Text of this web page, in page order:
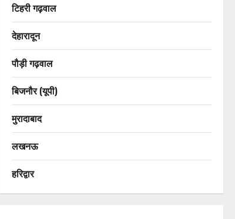
टिहरी गढ़वाल
देहारादून
पौड़ी गढ़वाल
बिजनौर (यूपी)
मुरादाबाद
लखनऊ
हरिद्वार